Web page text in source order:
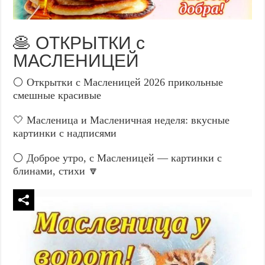
🥞 ОТКРЫТКИ с
МАСЛЕНИЦЕЙ
⚪ Открытки с Масленицей 2026 прикольные
смешные красивые
🤍 Масленица и Масленичная неделя: вкусные
картинки с надписями
⚪ Доброе утро, с Масленицей — картинки с
блинами, стихи 🔽